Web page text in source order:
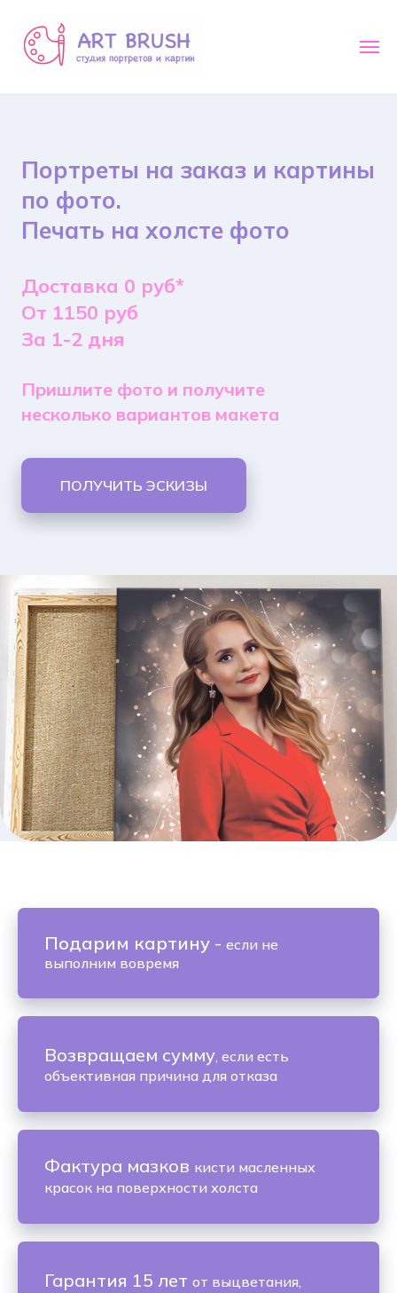
Портреты на заказ и картины
по фото.
Печать на холсте фото
Доставка 0 руб*
От 1150 руб
За 1-2 дня
Пришлите фото и получите
несколько вариантов макета
ПОЛУЧИТЬ ЭСКИЗЫ
Подарим картину - если не
выполним вовремя
Возвращаем сумму, если есть
объективная причина для отказа
Фактура мазков кисти масленных
красок на поверхности холста
Гарантия 15 лет от выцветания,